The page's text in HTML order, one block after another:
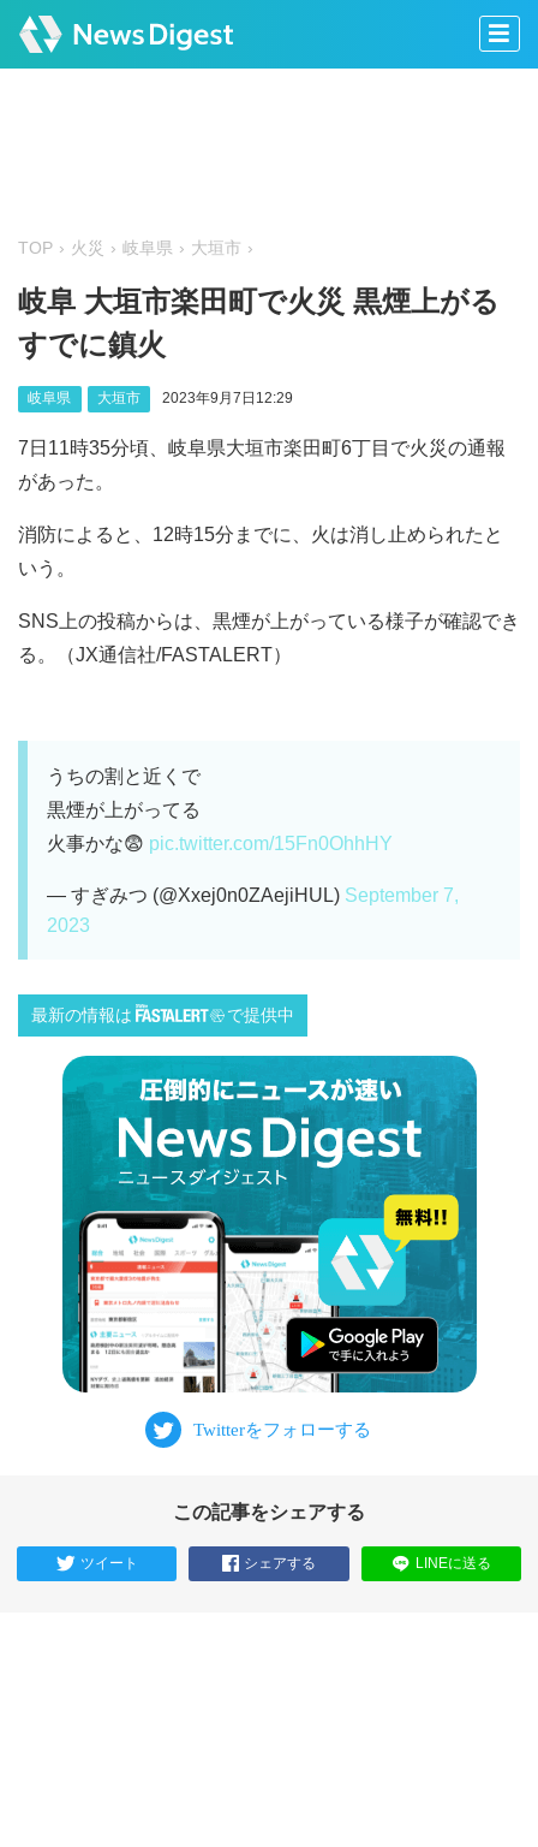
TOP 火災 岐阜県 大垣市
岐阜 大垣市楽田町で火災 黒煙上がる
すでに鎮火
岐阜県 大垣市 2023年9月7日12:29
7日11時35分頃、岐阜県大垣市楽田町6丁目で火災の通報
があった。
消防によると、12時15分までに、火は消し止められたと
いう。
SNS上の投稿からは、黒煙が上がっている様子が確認でき
る。（JX通信社/FASTALERT）
うちの割と近くで
黒煙が上がってる
火事かな😨 pic.twitter.com/15Fn0OhhHY
— すぎみつ (@Xxej0n0ZAejiHUL) September 7,
2023
最新の情報は で提供中
この記事をシェアする
ツイート シェアする LINEに送る